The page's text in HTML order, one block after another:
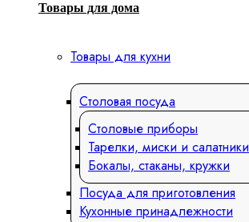
Товары для дома
Товары для кухни
Столовая посуда
Столовые приборы
Тарелки, миски и салатники
Бокалы, стаканы, кружки
Посуда для приготовления
Кухонные принадлежности